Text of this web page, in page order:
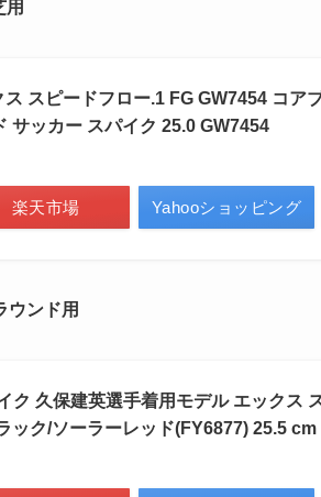
用
スピードフロー.1 FG GW7454 コア
サッカー スパイク 25.0 GW7454
楽天市場 Yahooショッピング
ウンド用
ク 久保建英選手着用モデル エックス
ック/ソーラーレッド(FY6877) 25.5 cm